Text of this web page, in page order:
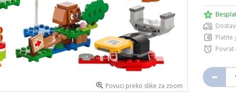
Povuci preko slike za zoom
Platite